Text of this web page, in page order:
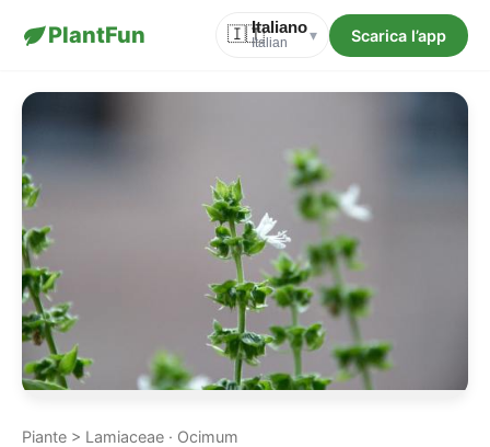
PlantFun 🇮🇹Italiano
Italian ▾ Scarica l’app
Piante > Lamiaceae · Ocimum